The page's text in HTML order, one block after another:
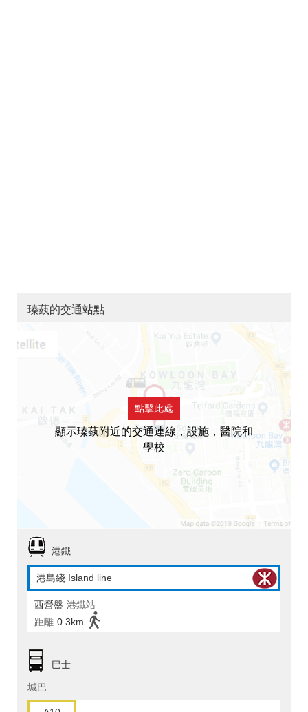
瑧蓺的交通站點
點擊此處
顯示瑧蓺附近的交通連線，設施，醫院和
學校
港鐵
港島綫 Island line
西營盤 港鐵站
距離 0.3km
巴士
城巴